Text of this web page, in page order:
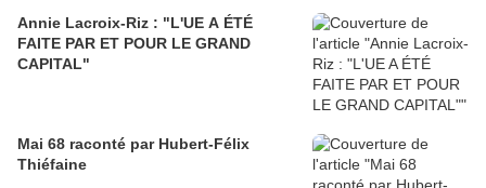
Annie Lacroix-Riz : "L'UE A ÉTÉ
FAITE PAR ET POUR LE GRAND
CAPITAL"
Mai 68 raconté par Hubert-Félix
Thiéfaine